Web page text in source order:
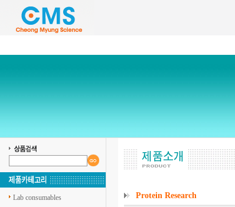
Lab consumables
Protein Research